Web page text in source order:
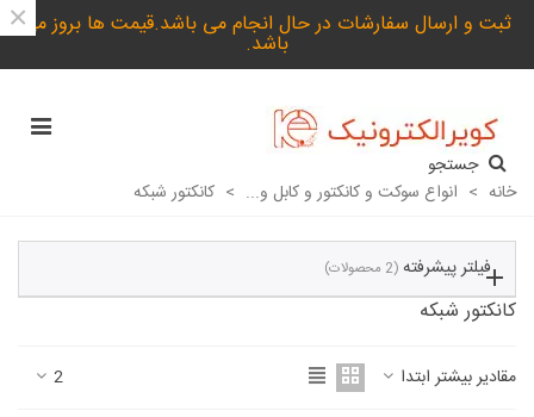
ثبت و ارسال سفارشات در حال انجام می باشد.قیمت ها بروز می
باشد.
×
جستجو
خانه > انواع سوکت و کانکتور و کابل و... > کانکتور شبکه
فیلتر پیشرفته (2 محصولات)
کانکتور شبکه
مقادیر بیشتر ابتدا 2